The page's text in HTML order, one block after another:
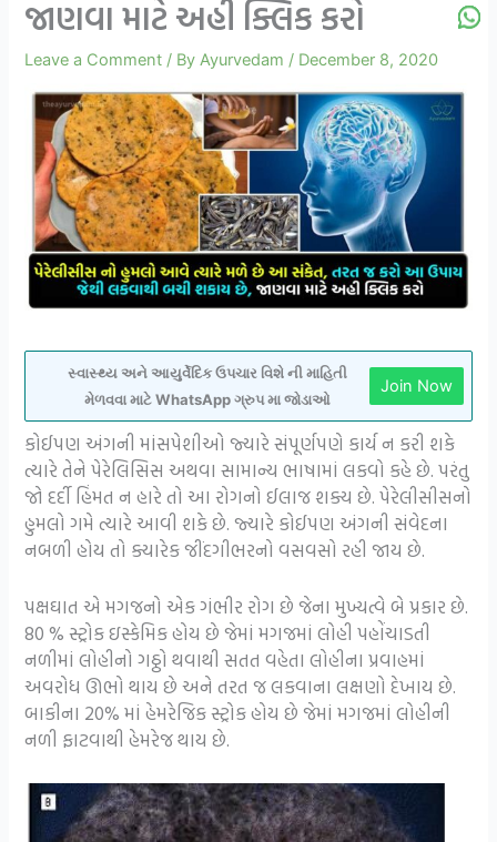
જાણવા માટે અહી ક્લિક કરો
Leave a Comment / ByAyurvedam / December 8, 2020
સ્વાસ્થ્ય અને આયુર્વેદિક ઉપચાર વિશે ની માહિતી
મેળવવા માટે WhatsApp ગ્રુપ મા જોડાઓ
Join Now
કોઈપણ અંગની માંસપેશીઓ જ્યારે સંપૂર્ણપણે કાર્ય ન કરી શકે
ત્યારે તેને પેરેલિસિસ અથવા સામાન્ય ભાષામાં લકવો કહે છે. પરંતુ
જો દર્દી હિંમત ન હારે તો આ રોગનો ઈલાજ શક્ય છે. પેરેલીસીસનો
હુમલો ગમે ત્યારે આવી શકે છે. જ્યારે કોઈપણ અંગની સંવેદના
નબળી હોય તો ક્યારેક જીંદગીભરનો વસવસો રહી જાય છે.
પક્ષઘાત એ મગજનો એક ગંભીર રોગ છે જેના મુખ્યત્વે બે પ્રકાર છે.
80 % સ્ટ્રોક ઇસ્કેમિક હોય છે જેમાં મગજમાં લોહી પહોંચાડતી
નળીમાં લોહીનો ગઠ્ઠો થવાથી સતત વહેતા લોહીના પ્રવાહમાં
અવરોધ ઊભો થાય છે અને તરત જ લકવાના લક્ષણો દેખાય છે.
બાકીના 20% માં હેમરેજિક સ્ટ્રોક હોય છે જેમાં મગજમાં લોહીની
નળી ફાટવાથી હેમરેજ થાય છે.